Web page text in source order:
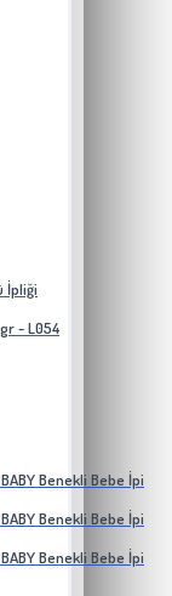
İpliği
- L054
Benekli Bebe İpi
Benekli Bebe İpi
Benekli Bebe İpi